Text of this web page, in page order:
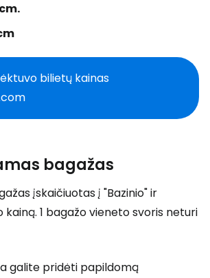
bilietų kainas
bagažas
įskaičiuotas į "Bazinio" ir
1 bagažo vieneto svoris neturi
galite pridėti papildomą